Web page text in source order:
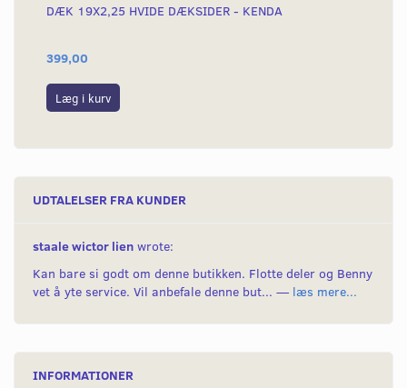
DÆK 19X2,25 HVIDE DÆKSIDER - KENDA
399,00
Læg i kurv
UDTALELSER FRA KUNDER
staale wictor lien wrote:
Kan bare si godt om denne butikken. Flotte deler og Benny
vet å yte service. Vil anbefale denne but... — læs mere...
INFORMATIONER